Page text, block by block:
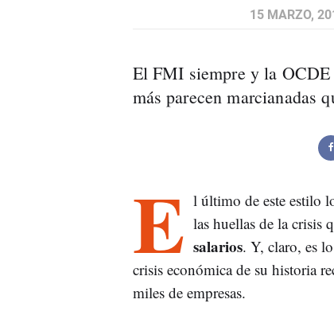
15 MARZO,
El FMI siempre y la OCDE
más parecen marcianadas
E l último de este estilo
las huellas de la crisis
salarios. Y, claro, es
crisis económica de su historia
miles de empresas.